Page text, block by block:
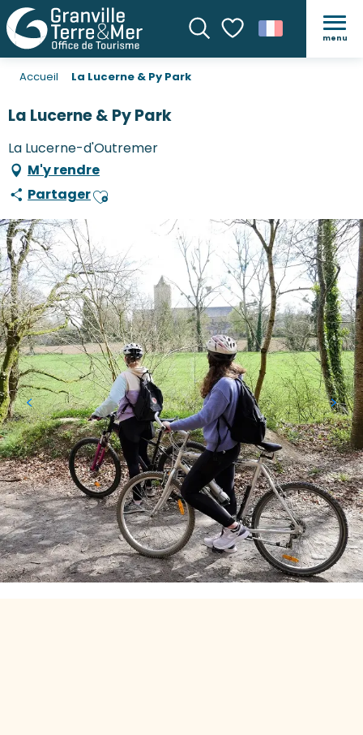
Recherche
Voir les favoris
menu
Accueil La Lucerne & Py Park
La Lucerne & Py Park
La Lucerne-d'Outremer
M'y rendre
PartagerAjouter aux favoris